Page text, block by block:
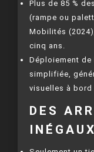
Plus de 85 %
(rampe ou
Mobilités
cinq ans.
Déploiement
simplifiée,
visuelles à bord
DES
INÉGAUX